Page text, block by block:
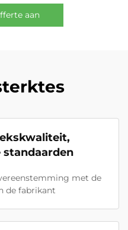
aan
met de
de fabrikant